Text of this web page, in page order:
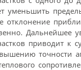
уменьшить
отклонение
Дальнейшее
приводит к
точности